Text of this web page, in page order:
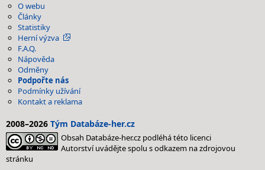
O webu
Články
Statistiky
Herní výzva
F.A.Q.
Nápověda
Odměny
Podpořte nás
Podmínky užívání
Kontakt a reklama
2008–2026 Tým Databáze-her.cz
Obsah Databáze-her.cz podléhá této licenci
Autorství uvádějte spolu s odkazem na zdrojovou
stránku